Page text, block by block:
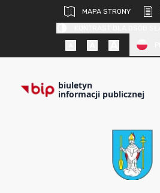
MAPA STRONY
biuletyn
informacji publicznej